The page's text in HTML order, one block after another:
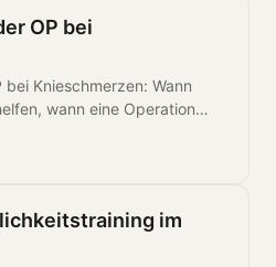
OP bei
Knieschmerzen: Wann
wann eine Operation
im